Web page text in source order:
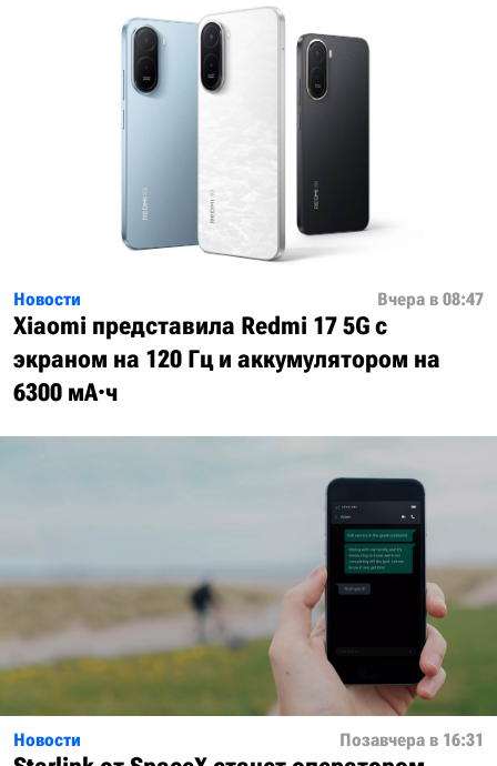
Новости Вчера в 08:47
Xiaomi представила Redmi 17 5G с
экраном на 120 Гц и аккумулятором на
6300 мА·ч
Новости Позавчера в 16:31